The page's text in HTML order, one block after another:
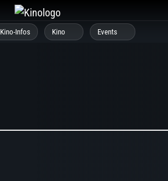
Kino-Infos Kino Events